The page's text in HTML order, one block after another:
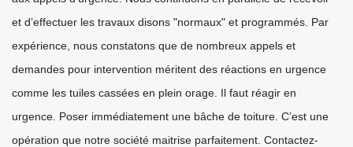
et d’effectuer les travaux disons "normaux" et programmés. Par
expérience, nous constatons que de nombreux appels et
demandes pour intervention méritent des réactions en urgence
comme les tuiles cassées en plein orage. Il faut réagir en
urgence. Poser immédiatement une bâche de toiture. C’est une
opération que notre société maitrise parfaitement. Contactez-